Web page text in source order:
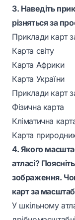
3. Наведіть
різняться за
Приклади карт
Карта світу
Карта Африки
Карта України
Приклади карт
Фізична карта
Кліматична
Карта
4. Якого
атласі?
зображення.
карт за
У шкільному